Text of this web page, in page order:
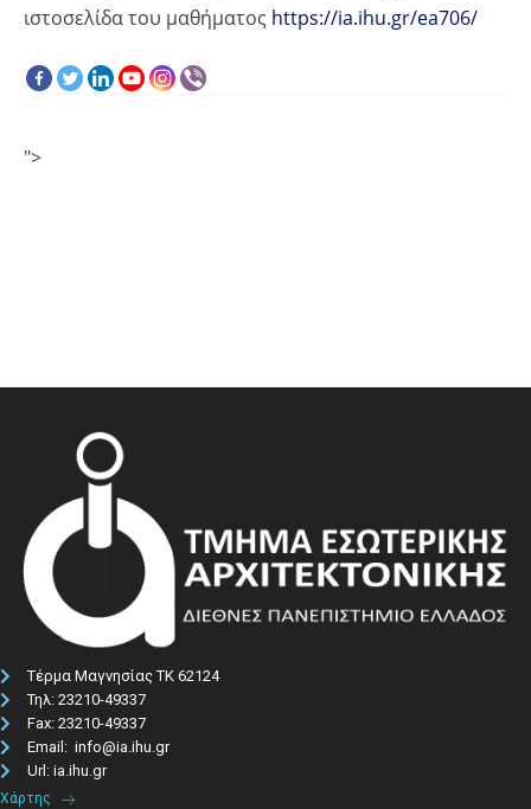
ιστοσελίδα του μαθήματος https://ia.ihu.gr/ea706/
">
Τέρμα Μαγνησίας ΤΚ 62124
Τηλ: 23210-49337​
Fax: 23210-49337
Email: info@ia.ihu.gr
Url: ia.ihu.gr
Χάρτης